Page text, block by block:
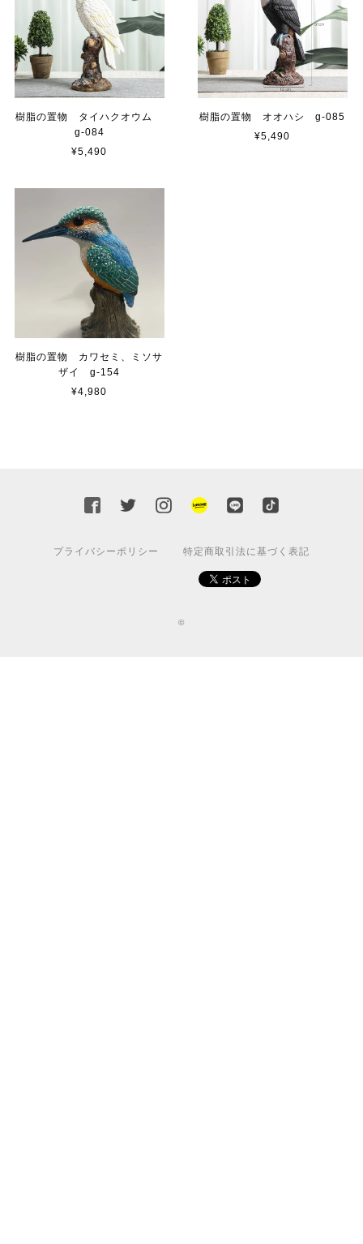
樹脂の置物 タイハクオウム
g-084
¥5,490
樹脂の置物 オオハシ g-085
¥5,490
樹脂の置物 カワセミ、ミソサ
ザイ g-154
¥4,980
プライバシーポリシー 特定商取引法に基づく表記
©